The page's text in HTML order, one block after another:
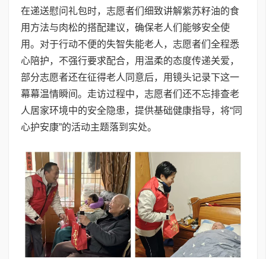
在递送慰问礼包时，志愿者们细致讲解紫苏籽油的食
用方法与肉松的搭配建议，确保老人们能够安全使
用。对于行动不便的失智失能老人，志愿者们全程悉
心陪护，不强行要求配合，用温柔的态度传递关爱，
部分志愿者还在征得老人同意后，用镜头记录下这一
幕幕温情瞬间。走访过程中，志愿者们还不忘排查老
人居家环境中的安全隐患，提供基础健康指导，将“同
心护安康”的活动主题落到实处。